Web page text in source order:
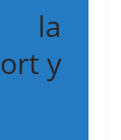
la
y